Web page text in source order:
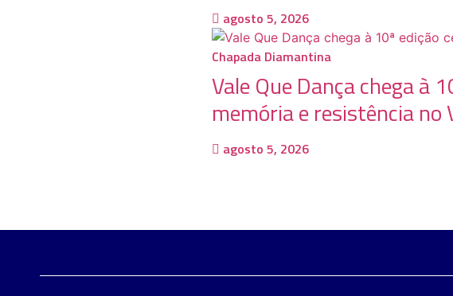
agosto 5, 2026
Chapada Diamantina
Vale Que Dança chega à
memória e resistência no
agosto 5, 2026